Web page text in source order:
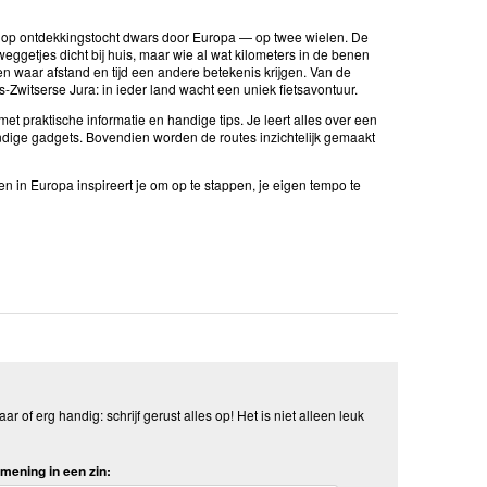
ontdekkingstocht dwars door Europa — op twee wielen. De
dicht bij huis, maar wie al wat kilometers in de benen
waar afstand en tijd een andere betekenis krijgen. Van de
Jura: in ieder land wacht een uniek fietsavontuur.
praktische informatie en handige tips. Je leert alles over een
gadgets. Bovendien worden de routes inzichtelijk gemaakt
in Europa inspireert je om op te stappen, je eigen tempo te
of erg handig: schrijf gerust alles op! Het is niet alleen leuk
in een zin: